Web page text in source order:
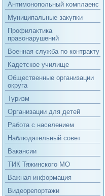
Антимонопольный комплаенс
Муниципальные закупки
Профилактика
правонарушений
Военная служба по контракту
Кадетское училище
Общественные организации
округа
Туризм
Организации для детей
Работа с населением
Наблюдательный совет
Вакансии
ТИК Тяжинского МО
Важная информация
Видеорепортажи